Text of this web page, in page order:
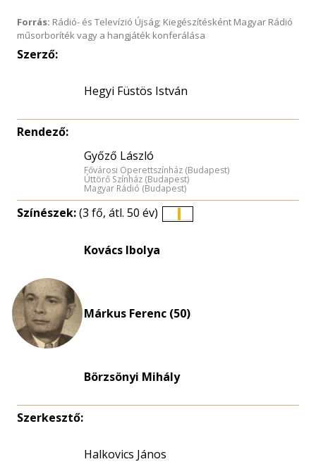
Forrás: Rádió- és Televízió Újság; Kiegészítésként Magyar Rádió
műsorboríték vagy a hangjáték konferálása
Szerző:
Hegyi Füstös István
Rendező:
Győző László
Fővárosi Operettszínház (Budapest)
Úttörő Színház (Budapest)
Magyar Rádió (Budapest)
Színészek:(3 fő, átl. 50 év)
Kovács Ibolya
Márkus Ferenc (50)
Börzsönyi Mihály
Szerkesztő:
Halkovics János